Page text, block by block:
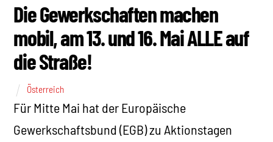
Die Gewerkschaften machen
mobil, am 13. und 16. Mai ALLE auf
die Straße!
Österreich
Für Mitte Mai hat der Europäische
Gewerkschaftsbund (EGB) zu Aktionstagen